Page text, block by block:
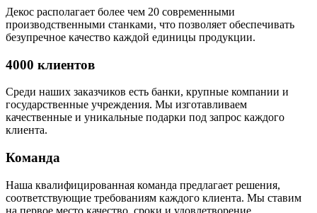
Декос располагает более чем 20 современными
производственными станками, что позволяет обеспечивать
безупречное качество каждой единицы продукции.
4000 клиентов
Среди наших заказчиков есть банки, крупные компании и
государственные учреждения. Мы изготавливаем
качественные и уникальные подарки под запрос каждого
клиента.
Команда
Наша квалифицированная команда предлагает решения,
соответствующие требованиям каждого клиента. Мы ставим
на первое место качество, сроки и удовлетворение